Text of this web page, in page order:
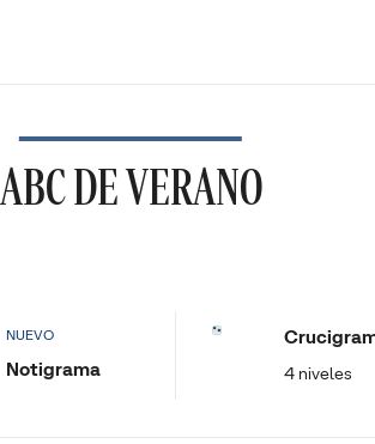
ABC DE VERANO
NUEVO
Notigrama 4 niveles